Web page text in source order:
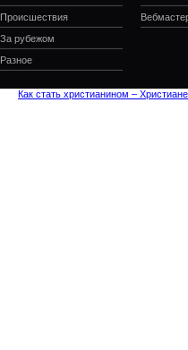
Происшествия
За рубежом
Разное
Как стать христианином –